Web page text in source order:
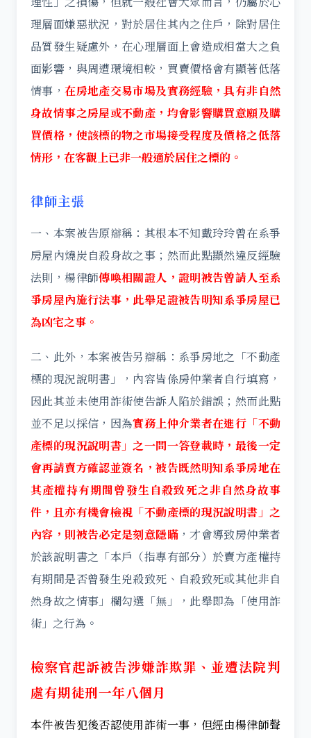
理層面嫌惡狀況，對於居住其內之住戶，除對居住
品質發生疑慮外，在心理層面上會造成相當大之負
面影響，與周遭環境相較，買賣價格會有顯著低落
情事，在房地產交易市場及實務經驗，具有非自然
身故情事之房屋或不動產，均會影響購買意願及購
買價格，使該標的物之市場接受程度及價格之低落
情形，在客觀上已非一般適於居住之標的。
律師主張
一、本案被告原辯稱：其根本不知戴玲玲曾在系爭
房屋內燒炭自殺身故之事；然而此點顯然違反經驗
法則，楊律師傳喚相關證人，證明被告曾請人至系
爭房屋內施行法事，此舉足證被告明知系爭房屋已
為凶宅之事。
二 、此外，本案被告另辯稱：系爭房地之「不動產
標的現況說明書」，內容皆係房仲業者自行填寫，
因此其並未使用詐術使告訴人陷於錯誤；然而此點
並不足以採信，因為實務上仲介業者在進行「不動
產標的現況說明書」之一問一答登載時，最後一定
會再請賣方確認並簽名，被告既然明知系爭房地在
其產權持有期間曾發生自殺致死之非自然身故事
件，且亦有機會檢視「不動產標的現況說明書」之
內容，則被告必定是刻意隱瞞，才會導致房仲業者
於該說明書之「本戶（指專有部分）於賣方產權持
有期間是否曾發生兇殺致死、自殺致死或其他非自
然身故之情事」欄勾選「無」，此舉即為「使用詐
術」之行為。
檢察官起訴被告涉嫌詐欺罪、並遭法院判
處有期徒刑一年八個月
本件被告犯後否認使用詐術一事，但經由楊律師聲